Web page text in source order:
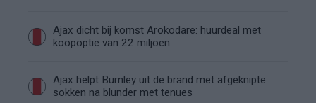
Ajax dicht bij komst Arokodare: huurdeal met
koopoptie van 22 miljoen
Ajax helpt Burnley uit de brand met afgeknipte
sokken na blunder met tenues